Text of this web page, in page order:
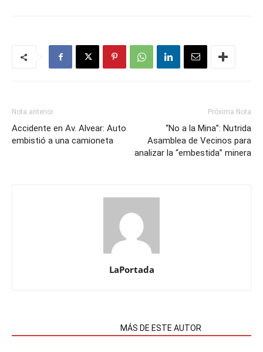
Nota anterior
Accidente en Av. Alvear: Auto
embistió a una camioneta
Próxima Nota
“No a la Mina”: Nutrida
Asamblea de Vecinos para
analizar la “embestida” minera
LaPortada
MÁS DE ESTE AUTOR